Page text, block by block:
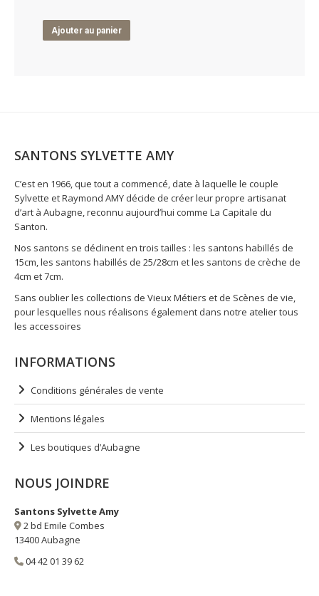
Ajouter au panier
SANTONS SYLVETTE AMY
C’est en 1966, que tout a commencé, date à laquelle le couple
Sylvette et Raymond AMY décide de créer leur propre artisanat
d’art à Aubagne, reconnu aujourd’hui comme La Capitale du
Santon.
Nos santons se déclinent en trois tailles : les santons habillés de
15cm, les santons habillés de 25/28cm et les santons de crèche de
4cm et 7cm.
Sans oublier les collections de Vieux Métiers et de Scènes de vie,
pour lesquelles nous réalisons également dans notre atelier tous
les accessoires
INFORMATIONS
Conditions générales de vente
Mentions légales
Les boutiques d’Aubagne
NOUS JOINDRE
Santons Sylvette Amy
2 bd Emile Combes
13400 Aubagne
04 42 01 39 62